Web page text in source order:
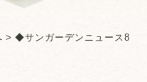
> ◆サンガーデンニュース8